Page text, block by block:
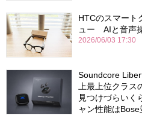
HTCのスマート
ュー AIと音声
2026/06/03 17:30
Soundcore
上最上位クラス
見つけづらい
ャン性能はBose